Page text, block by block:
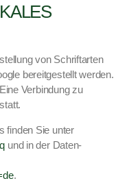
von Schrif­tarten
bere­it­gestellt wer­den.
Verbindung zu
find­en Sie unter
und in der Daten­
.